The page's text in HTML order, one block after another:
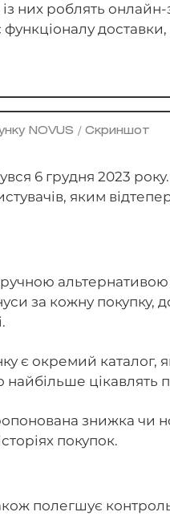
них роблять
NOVUS / Скриншот
6 грудня 2023
яким відтепер
альтернативою
за кожну покупку,
є окремий каталог,
цікавлять
знижка чи
покупок.
полегшує